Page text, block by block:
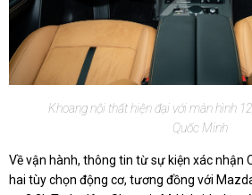
Khoang nội thất hiện đại với màn hình
Quốc Minh
Về vận hành, thông tin từ sự kiện xác nhận
hai tùy chọn động cơ, tương đồng với